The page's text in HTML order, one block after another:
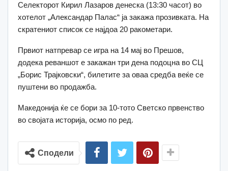
Селекторот Кирил Лазаров денеска (13:30 часот) во
хотелот „Александар Палас“ ја закажа прозивката. На
скратениот список се најдоа 20 ракометари.
Првиот натпревар се игра на 14 мај во Прешов,
додека реваншот е закажан три дена подоцна во СЦ
„Борис Трајковски“, билетите за оваа средба веќе се
пуштени во продажба.
Македонија ќе се бори за 10-тото Светско првенство
во својата историја, осмо по ред.
Сподели